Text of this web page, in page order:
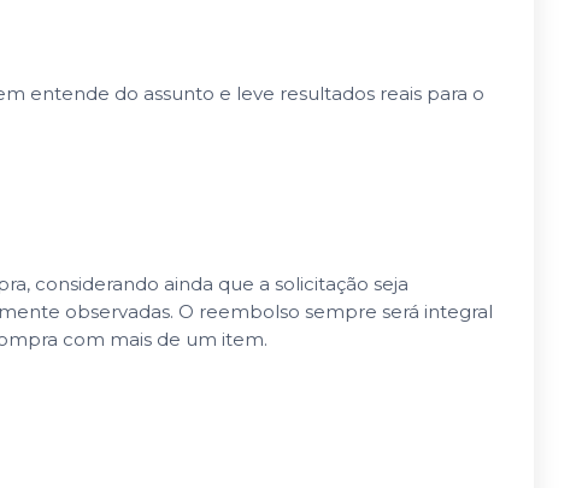
entende do assunto e leve resultados reais para o
considerando ainda que a solicitação seja
observadas. O reembolso sempre será integral
com mais de um item.